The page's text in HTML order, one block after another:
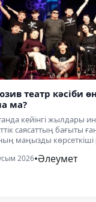
театр кәсіби
ма?
кейінгі жылдары
саясаттың бағыты
маңызды көрсеткіші
2026•Әлеумет